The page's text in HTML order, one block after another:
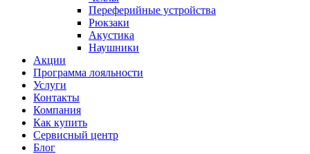
Переферийные устройства
Рюкзаки
Акустика
Наушники
Акции
Программа лояльности
Услуги
Контакты
Компания
Как купить
Сервисный центр
Блог